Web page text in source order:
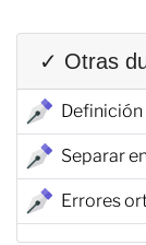
✓ Otras
Separar
Errores